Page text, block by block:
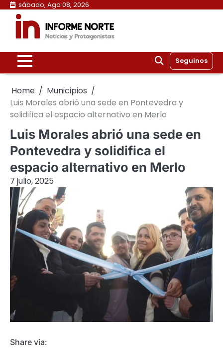
Skip
content
sábado, Ago 08, 2026
Seguinos
Home
Municipios
Luis Morales abrió una sede en Pontevedra y
solidifica el espacio alternativo en Merlo
Luis Morales abrió una sede en
Pontevedra y solidifica el
espacio alternativo en Merlo
7 julio, 2025
Share via: